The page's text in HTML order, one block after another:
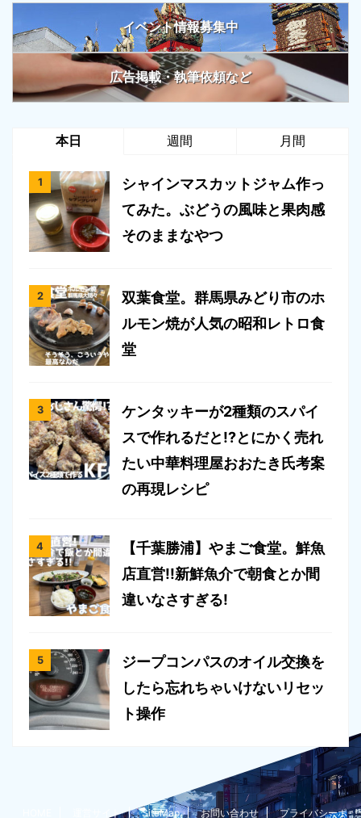
イベント情報募集中
広告掲載・執筆依頼など
本日 週間 月間
シャインマスカットジャム作っ
てみた。ぶどうの風味と果肉感
そのままなやつ
双葉食堂。群馬県みどり市のホ
ルモン焼が人気の昭和レトロ食
堂
ケンタッキーが2種類のスパイ
スで作れるだと!?とにかく売れ
たい中華料理屋おおたき氏考案
の再現レシピ
【千葉勝浦】やまご食堂。鮮魚
店直営!!新鮮魚介で朝食とか間
違いなさすぎる!
ジープコンパスのオイル交換を
したら忘れちゃいけないリセッ
ト操作
運営サイト SiteMap お問い合わせ プライバシーポ